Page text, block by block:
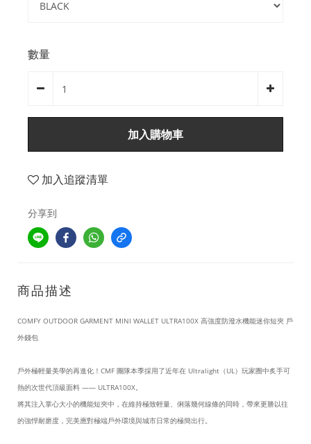
數量
加入購物車
加入追蹤清單
分享到
商品描述
COMFY OUTDOOR GARMENT MINI WALLET ULTRA100X 高強度防潑水機能迷你短夾 戶
外錢包
戶外極輕量美學的再進化！CMF 團隊本季採用了近年在 Ultralight（UL）玩家圈中炙手可
熱的次世代頂級面料 —— ULTRA100X。
將其注入掌心大小的機能短夾中，在維持極致輕量、俐落幾何線條的同時，帶來更勝以往
的強悍耐磨度，完美應對極端戶外環境與城市日常的極簡出行。